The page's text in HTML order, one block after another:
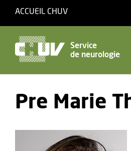
ACCUEIL CHUV
Service
de neurologie
Pre Marie